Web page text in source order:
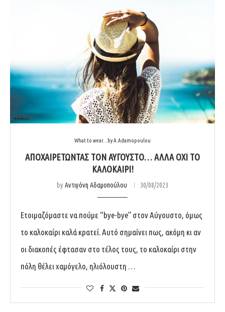
What to wear...by A.Adamopoulou
ΑΠΟΧΑΙΡΕΤΩΝΤΑΣ ΤΟΝ ΑΥΓΟΥΣΤΟ… ΑΛΛΑ ΟΧΙ ΤΟ
ΚΑΛΟΚΑΙΡΙ!
byΑντιγόνη Αδαμοπούλου 30/08/2023
Ετοιμαζόμαστε να πούμε “bye-bye” στον Αύγουστο, όμως
το καλοκαίρι καλά κρατεί. Αυτό σημαίνει πως, ακόμη κι αν
οι διακοπές έφτασαν στο τέλος τους, το καλοκαίρι στην
πόλη θέλει χαμόγελο, ηλιόλουστη …